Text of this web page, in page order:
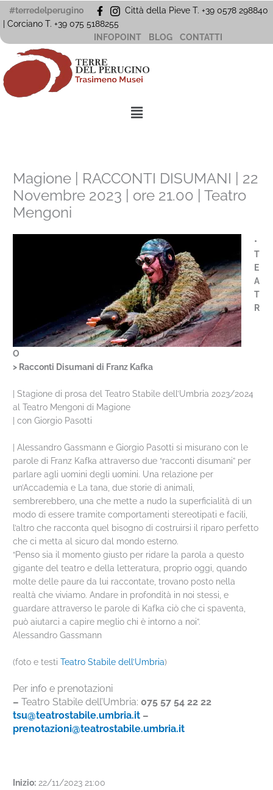
Vai
al
#terredelperugino
Città della Pieve T. +39 0578 298840
| Corciano T. +39 075 5188255
INFOPOINT
BLOG CONTATTI
Menu
Magione | RACCONTI DISUMANI | 22
Novembre 2023 | ore 21.00 | Teatro
Mengoni
•
T
E
A
T
R
O
> Racconti Disumani di Franz Kafka
| Stagione di prosa del Teatro Stabile dell’Umbria 2023/2024
al Teatro Mengoni di Magione
| con Giorgio Pasotti
| Alessandro Gassmann e Giorgio Pasotti si misurano con le
parole di Franz Kafka attraverso due “racconti disumani” per
parlare agli uomini degli uomini. Una relazione per
un’Accademia e La tana, due storie di animali,
sembrerebbero, una che mette a nudo la superficialità di un
modo di essere tramite comportamenti stereotipati e facili,
l’altro che racconta quel bisogno di costruirsi il riparo perfetto
che ci metta al sicuro dal mondo esterno.
“Penso sia il momento giusto per ridare la parola a questo
gigante del teatro e della letteratura, proprio oggi, quando
molte delle paure da lui raccontate, trovano posto nella
realtà che viviamo. Andare in profondità in noi stessi, e
guardare attraverso le parole di Kafka ciò che ci spaventa,
può aiutarci a capire meglio chi è intorno a noi”.
Alessandro Gassmann
(foto e testiTeatro Stabile dell’Umbria)
Per info e prenotazioni
– Teatro Stabile dell’Umbria:075 57 54 22 22
tsu@teatrostabile.umbria.it –
prenotazioni@teatrostabile.umbria.it
Inizio: 22/11/2023 21:00